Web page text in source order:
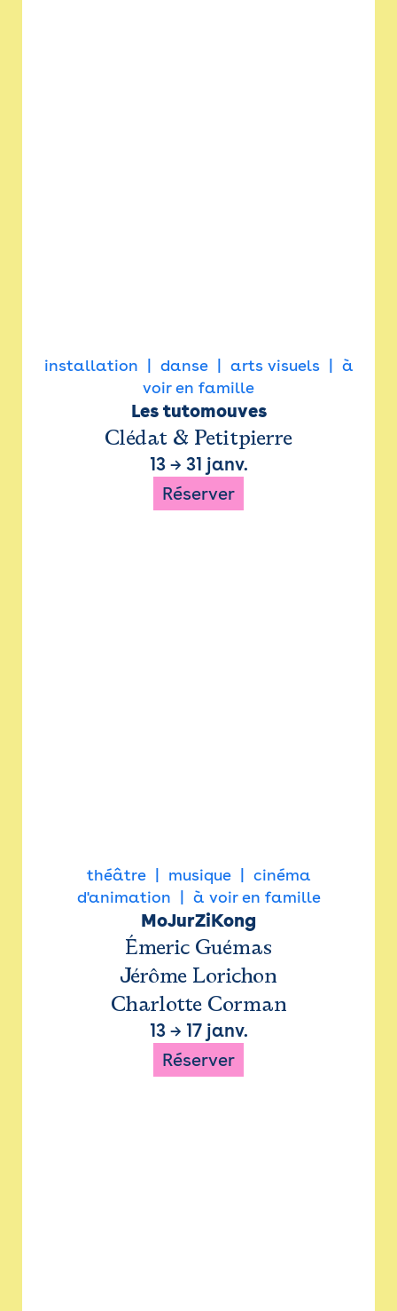
installation danse arts visuels
à
voir en famille
Les tutomouves
Clédat & Petitpierre
13→ 31 janv.
Réserver
théâtre musique
cinéma
d'animation
à voir en famille
MoJurZiKong
Émeric Guémas
Jérôme Lorichon
Charlotte Corman
13→ 17 janv.
Réserver